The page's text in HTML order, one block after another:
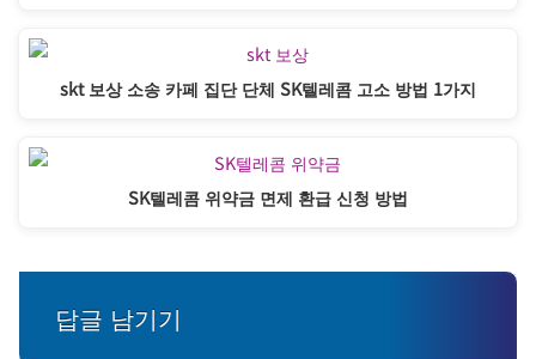
skt 보상 소송 카페 집단 단체 SK텔레콤 고소 방법 1가지
SK텔레콤 위약금 면제 환급 신청 방법
답글 남기기